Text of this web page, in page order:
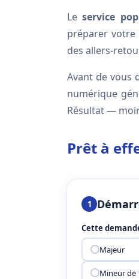
Leservice
préparer votre
des allers-
Avant de vous
numérique
Résultat —
Prêt à
1
Cette
Majeur
Mineur de